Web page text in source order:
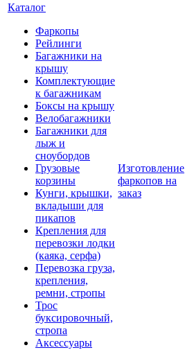
Каталог
Фаркопы
Рейлинги
Багажники на
крышу
Комплектующие
к багажникам
Боксы на крышу
Велобагажники
Багажники для
лыж и
сноубордов
Грузовые
корзины
Кунги, крышки,
вкладыши для
пикапов
Крепления для
перевозки лодки
(каяка, серфа)
Перевозка груза,
крепления,
ремни, стропы
Трос
буксировочный,
стропа
Аксессуары
Изготовление
фаркопов на
заказ